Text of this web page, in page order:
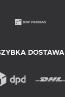
DOSTAWA